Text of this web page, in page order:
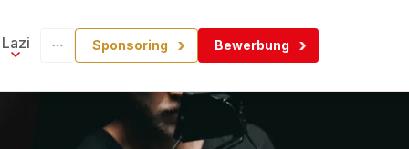
Lazi Sponsoring Bewerbung